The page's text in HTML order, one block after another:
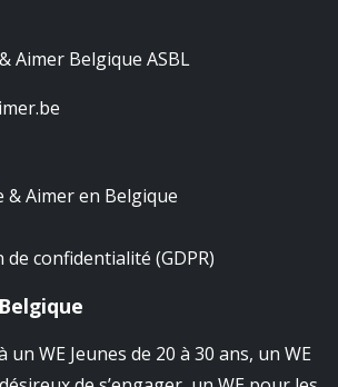
Aimer Belgique ASBL
& Aimer en Belgique
confidentialité (GDPR)
WE Jeunes de 20 à 30 ans, un WE